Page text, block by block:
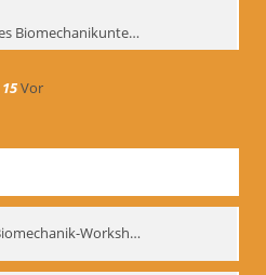
Die Geschichte des Biomechanikunterrichts im Theater der Satire - interne Signatur: BM-prt-204
15Vor
Internationaler Biomechanik-Workshop, Moskau 1993